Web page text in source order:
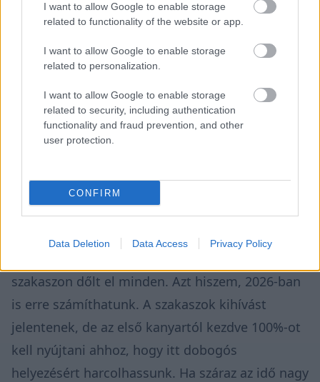
I want to allow Google to enable storage
related to functionality of the website or app.
I want to allow Google to enable storage
related to personalization.
I want to allow Google to enable storage
related to security, including authentication
functionality and fraud prevention, and other
user protection.
CONFIRM
Data Deletion Data Access Privacy Policy
„A Horvát Rallyn mindig csak pár másodperc
döntött a győztesről és vesztesről és a nagy
szakaszon dőlt el minden. Azt hiszem, 2026-ban
is erre számíthatunk. A szakaszok kihívást
jelentenek, de az első kanyartól kezdve 100%-ot
kell nyújtani ahhoz, hogy itt dobogós
helyezésért harcolhassunk. Ha száraz az idő nagy